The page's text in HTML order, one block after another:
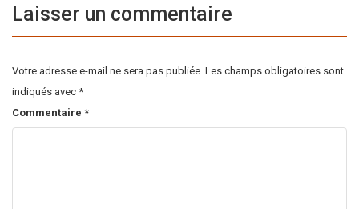
Laisser un commentaire
Votre adresse e-mail ne sera pas publiée. Les champs obligatoires sont
indiqués avec *
Commentaire *